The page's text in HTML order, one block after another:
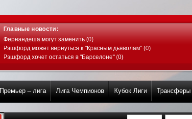
Главные новости:
Фернандеша могут заменить (0)
Рэшфорд может вернуться к "Красным дьяволам" (0)
Рэшфорд хочет остаться в "Барселоне" (0)
Премьер – лига Лига Чемпионов Кубок Лиги Трансферы